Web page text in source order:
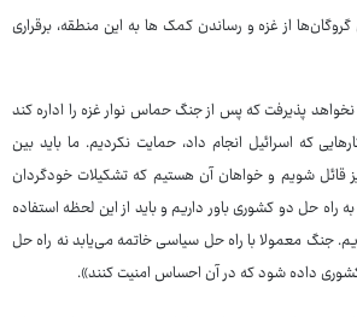
از غزه و رساندن کمک ها به این منطقه، برقراری
پذیرفت که پس از جنگ حماس نوار غزه را اداره کند
که اسرائیل انجام داد، حمایت نکردیم. ما باید بین
شویم و خواهان آن هستیم که تشکیلات خودگردان
راه حل دو کشوری باور داریم و باید از این لحظه استفاده
جنگ معمولا با راه حل سیاسی خاتمه می‌یابد نه راه حل
داده شود که در آن احساس امنیت کنند».